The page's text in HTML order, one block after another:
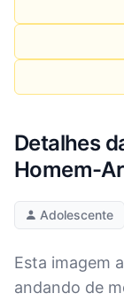
Detalhes
Homem-
Adolescente
Esta imagem
andando de